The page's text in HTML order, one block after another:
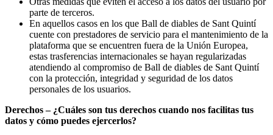
parte de terceros.
En aquellos casos en los que Ball de diables de Sant Quintí
cuente con prestadores de servicio para el mantenimiento de la
plataforma que se encuentren fuera de la Unión Europea,
estas trasferencias internacionales se hayan regularizadas
atendiendo al compromiso de Ball de diables de Sant Quintí
con la protección, integridad y seguridad de los datos
personales de los usuarios.
Derechos – ¿Cuáles son tus derechos cuando nos facilitas tus
datos y cómo puedes ejercerlos?